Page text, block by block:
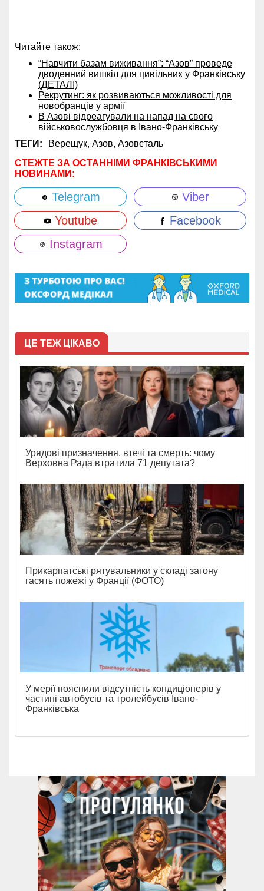
Читайте також:
“Навчити базам виживання”: “Азов” проведе
дводенний вишкіл для цивільних у Франківську
(ДЕТАЛІ)
Рекрутинг: як розвиваються можливості для
новобранців у армії
В Азові відреагували на напад на свого
військовослужбовця в Івано-Франківську
ТЕГИ:
Верещук, Азов, Азовсталь
СТЕЖТЕ ЗА ОСТАННІМИ ФРАНКІВСЬКИМИ
НОВИНАМИ:
Telegram
Viber
Youtube
Facebook
Instagram
ЦЕ ТЕЖ ЦІКАВО
Урядові призначення, втечі та смерть: чому
Верховна Рада втратила 71 депутата?
Прикарпатські рятувальники у складі загону
гасять пожежі у Франції (ФОТО)
У мерії пояснили відсутність кондиціонерів у
частині автобусів та тролейбусів Івано-
Франківська